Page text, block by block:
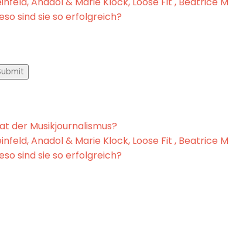
sind sie so erfolgreich?
der Musikjournalismus?
Anadol & Marie Klock, Loose Fit , Beatrice M
sind sie so erfolgreich?